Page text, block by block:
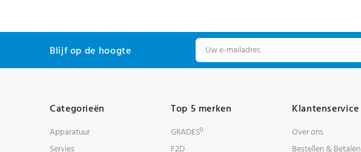
Blijf op de hoogte
Categorieën
Apparatuur
Top 5 merken
GRADESº
Klantenservice
Over ons